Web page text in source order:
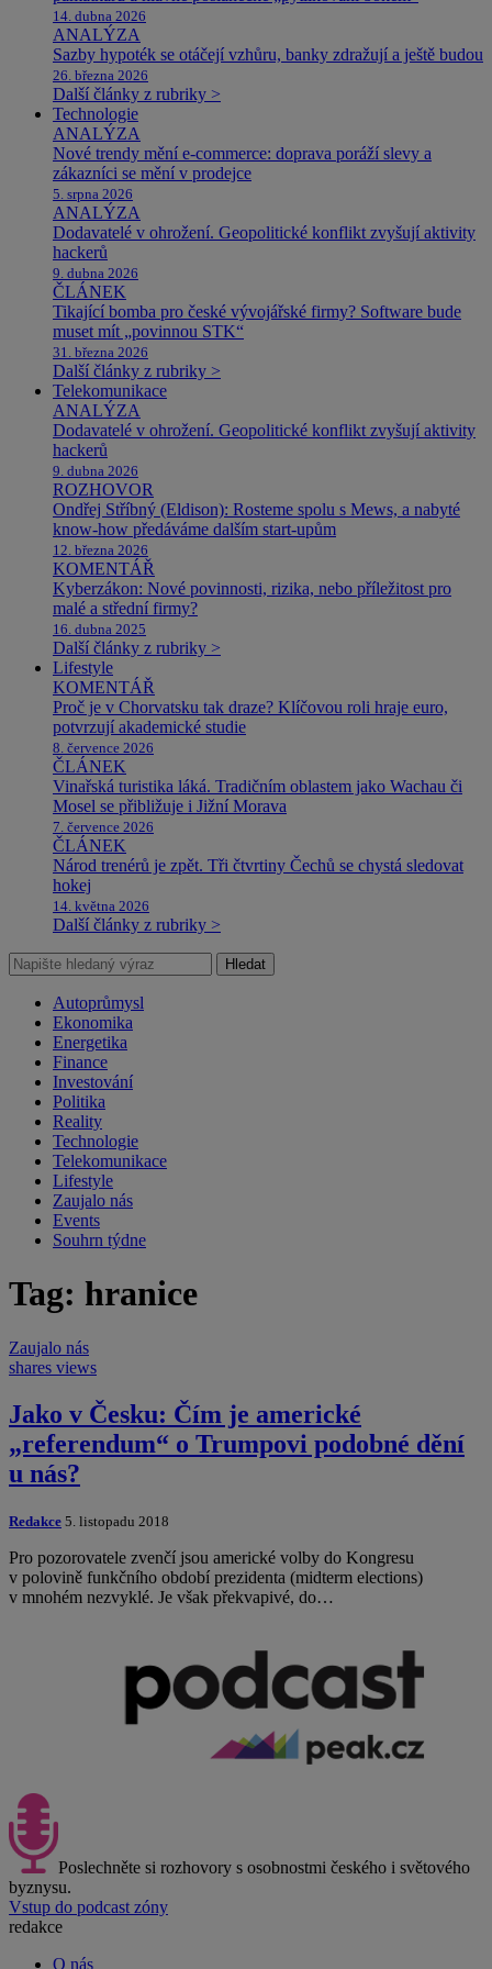
14. dubna 2026
ANALÝZA
Sazby hypoték se otáčejí vzhůru, banky zdražují a ještě budou
26. března 2026
Další články z rubriky >
Technologie
ANALÝZA
Nové trendy mění e-commerce: doprava poráží slevy a
zákazníci se mění v prodejce
5. srpna 2026
ANALÝZA
Dodavatelé v ohrožení. Geopolitické konflikt zvyšují aktivity
hackerů
9. dubna 2026
ČLÁNEK
Tikající bomba pro české vývojářské firmy? Software bude
muset mít „povinnou STK“
31. března 2026
Další články z rubriky >
Telekomunikace
ANALÝZA
Dodavatelé v ohrožení. Geopolitické konflikt zvyšují aktivity
hackerů
9. dubna 2026
ROZHOVOR
Ondřej Stříbný (Eldison): Rosteme spolu s Mews, a nabyté
know-how předáváme dalším start-upům
12. března 2026
KOMENTÁŘ
Kyberzákon: Nové povinnosti, rizika, nebo příležitost pro
malé a střední firmy?
16. dubna 2025
Další články z rubriky >
Lifestyle
KOMENTÁŘ
Proč je v Chorvatsku tak draze? Klíčovou roli hraje euro,
potvrzují akademické studie
8. července 2026
ČLÁNEK
Vinařská turistika láká. Tradičním oblastem jako Wachau či
Mosel se přibližuje i Jižní Morava
7. července 2026
ČLÁNEK
Národ trenérů je zpět. Tři čtvrtiny Čechů se chystá sledovat
hokej
14. května 2026
Další články z rubriky >
Hledat
Autoprůmysl
Ekonomika
Energetika
Finance
Investování
Politika
Reality
Technologie
Telekomunikace
Lifestyle
Zaujalo nás
Events
Souhrn týdne
Tag: hranice
Zaujalo nás
shares views
Jako v Česku: Čím je americké
„referendum“ o Trumpovi podobné dění
u nás?
Redakce 5. listopadu 2018
Pro pozorovatele zvenčí jsou americké volby do Kongresu
v polovině funkčního období prezidenta (midterm elections)
v mnohém nezvyklé. Je však překvapivé, do…
Poslechněte si rozhovory s osobnostmi českého i světového
byznysu.
Vstup do podcast zóny
redakce
O nás